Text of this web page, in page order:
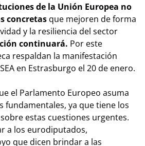
de la Unión Europea no
concretas que mejoren de forma
y la resiliencia del sector
continuará. Por este
respaldan la manifestación
en Estrasburgo el 20 de enero.
el Parlamento Europeo asuma
fundamentales, ya que tiene los
estas cuestiones urgentes.
a los eurodiputados,
que dicen brindar a las